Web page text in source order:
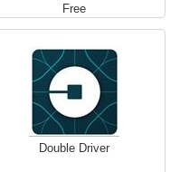
Free
Double Driver